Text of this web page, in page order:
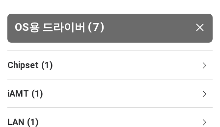
OS용 드라이버 (7)
Chipset (1)
iAMT (1)
LAN (1)